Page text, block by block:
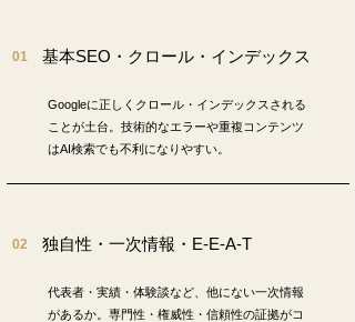
01 基本SEO・クロール・インデックス
Googleに正しくクロール・インデックスされる
ことが土台。技術的なエラーや重複コンテンツ
はAI検索でも不利になりやすい。
02 独自性・一次情報・E-E-A-T
代表者・実績・体験談など、他にない一次情報
があるか。専門性・権威性・信頼性の証拠がコ